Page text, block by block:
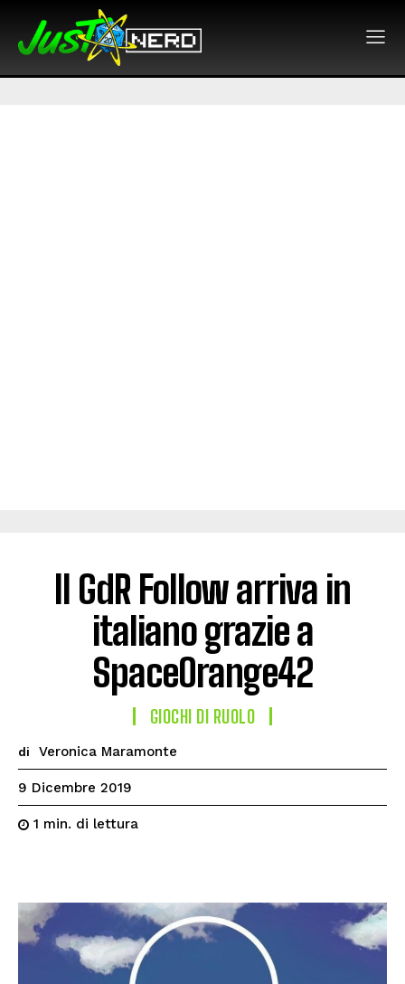
Il GdR Follow arriva in
italiano grazie a
SpaceOrange42
GIOCHI DI RUOLO
di Veronica Maramonte
9 Dicembre 2019
1 min. di lettura